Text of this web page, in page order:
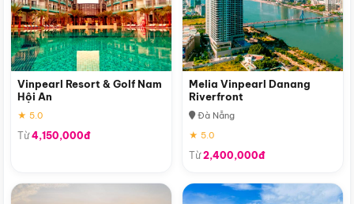
Vinpearl Resort & Golf Nam
Hội An
★ 5.0
Từ4,150,000đ
Melia Vinpearl Danang
Riverfront
Đà Nẵng
★ 5.0
Từ2,400,000đ